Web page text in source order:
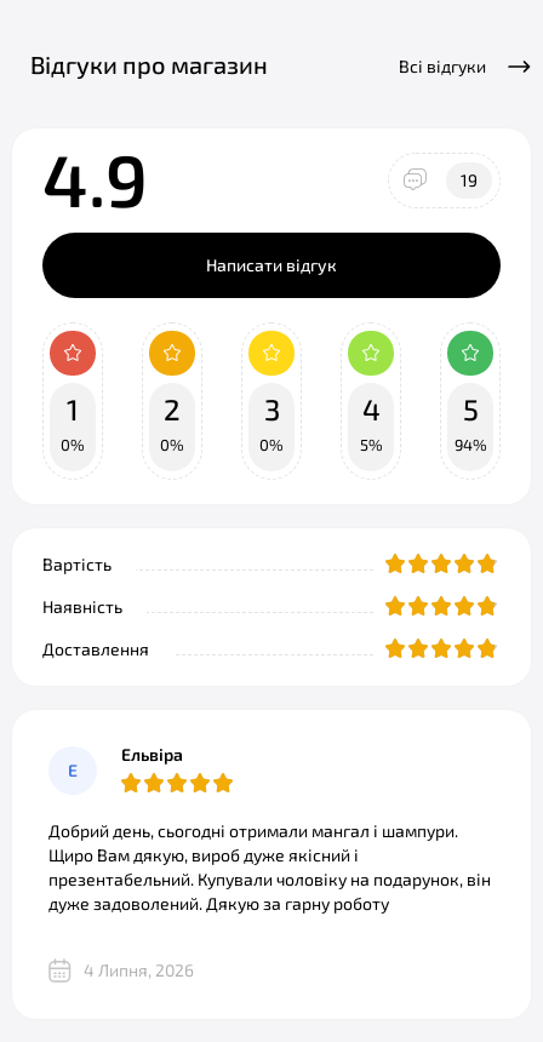
Відгуки про магазин Всі відгуки
4.9 19
Написати відгук
1
0%
2
0%
3
0%
4
5%
5
94%
Вартість
Наявність
Доставлення
Е
Ельвіра
Добрий день, сьогодні отримали мангал і шампури.
Щиро Вам дякую, вироб дуже якісний і
презентабельний. Купували чоловіку на подарунок, він
дуже задоволений. Дякую за гарну роботу
4 Липня, 2026